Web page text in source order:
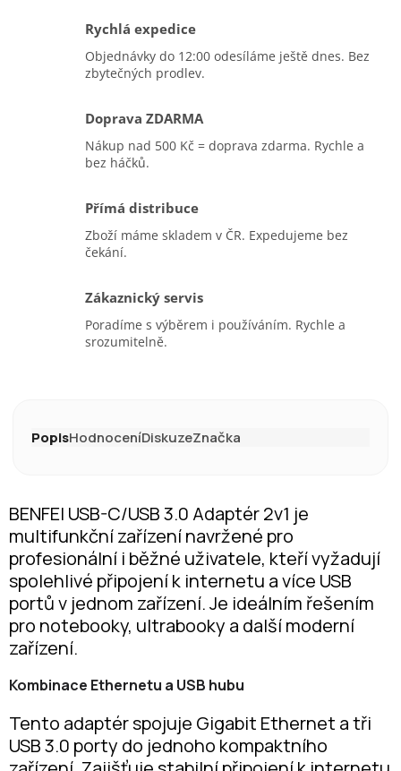
Rychlá expedice
Objednávky do 12:00 odesíláme ještě dnes. Bez
zbytečných prodlev.
Doprava ZDARMA
Nákup nad 500 Kč = doprava zdarma. Rychle a
bez háčků.
Přímá distribuce
Zboží máme skladem v ČR. Expedujeme bez
čekání.
Zákaznický servis
Poradíme s výběrem i používáním. Rychle a
srozumitelně.
PopisHodnoceníDiskuzeZnačka
BENFEI USB-C/USB 3.0 Adaptér 2v1 je
multifunkční zařízení navržené pro
profesionální i běžné uživatele, kteří vyžadují
spolehlivé připojení k internetu a více USB
portů v jednom zařízení. Je ideálním řešením
pro notebooky, ultrabooky a další moderní
zařízení.
Kombinace Ethernetu a USB hubu
Tento adaptér spojuje Gigabit Ethernet a tři
USB 3.0 porty do jednoho kompaktního